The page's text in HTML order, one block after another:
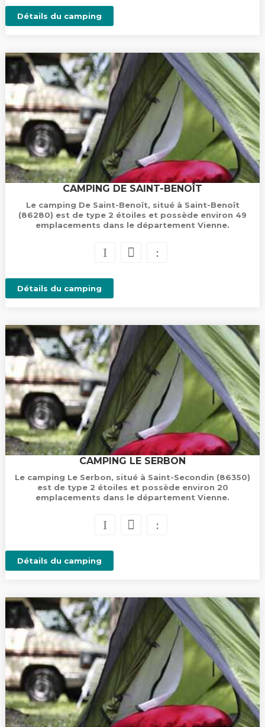
Détails du camping
CAMPING DE SAINT-BENOÎT
Le camping De Saint-Benoît, situé à Saint-Benoît
(86280) est de type 2 étoiles et possède environ 49
emplacements dans le département Vienne.
Détails du camping
CAMPING LE SERBON
Le camping Le Serbon, situé à Saint-Secondin (86350)
est de type 2 étoiles et possède environ 20
emplacements dans le département Vienne.
Détails du camping